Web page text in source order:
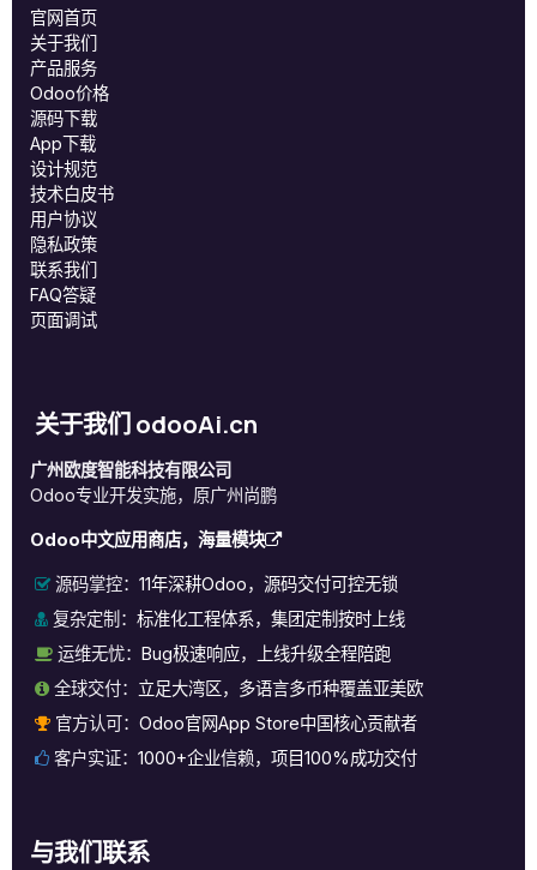
官网首页
关于我们
产品服务
Odoo价格
源码下载
App下载
设计规范
技术白皮书
用户协议
‎隐私政策‎
联系我们
FAQ答疑
页面调试
关于我们 odooAi.cn
广州欧度智能科技有限公司
Odoo专业开发实施，原广州尚鹏
Odoo中文应用商店，海量模块
源码掌控： 11年深耕Odoo，源码交付可控无锁
复杂定制： 标准化工程体系，集团定制按时上线
运维无忧： Bug极速响应，上线升级全程陪跑
全球交付： 立足大湾区，多语言多币种覆盖亚美欧
官方认可： Odoo官网App Store中国核心贡献者
客户实证： 1000+企业信赖，项目100%成功交付
与我们联系